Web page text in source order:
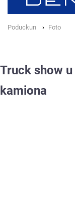
Poduckun Foto
Truck show
kamiona